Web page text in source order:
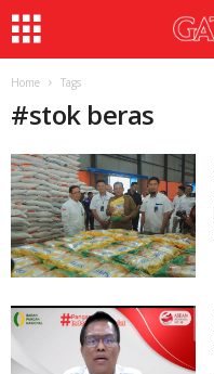
Home Tags
#stok beras